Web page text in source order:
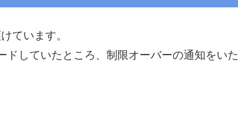
ています。
していたところ、制限オーバーの通知をいた